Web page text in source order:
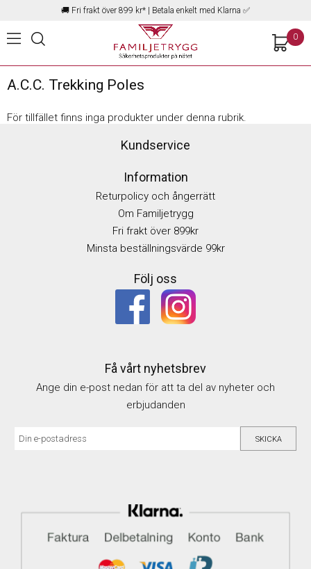
🚚 Fri frakt över 899 kr* | Betala enkelt med Klarna ✅
0
A.C.C. Trekking Poles
För tillfället finns inga produkter under denna rubrik.
Kundservice
Information
Returpolicy och ångerrätt
Om Familjetrygg
Fri frakt över 899kr
Minsta beställningsvärde 99kr
Följ oss
Få vårt nyhetsbrev
Ange din e-post nedan för att ta del av nyheter och
erbjudanden
SKICKA